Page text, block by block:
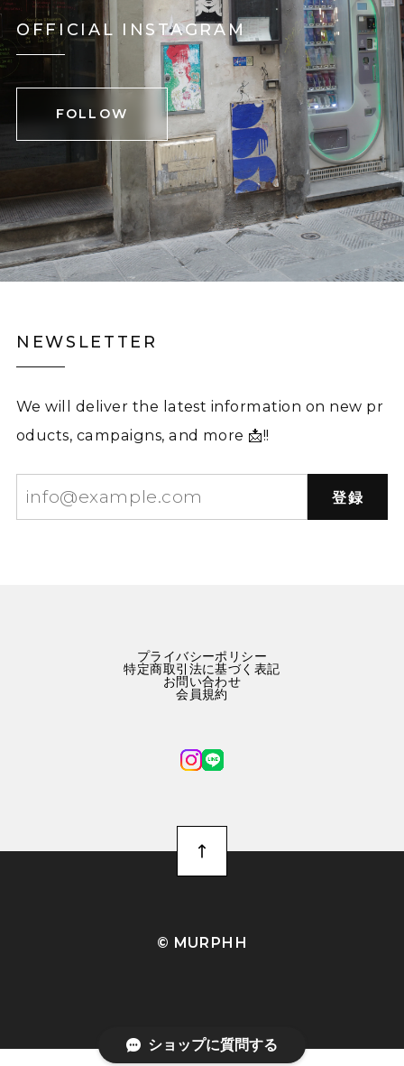
OFFICIAL INSTAGRAM
FOLLOW
NEWSLETTER
We will deliver the latest information on new pr
oducts, campaigns, and more 📩!!
登録
プライバシーポリシー
特定商取引法に基づく表記
お問い合わせ
会員規約
©︎ MURPHH
ショップに質問する